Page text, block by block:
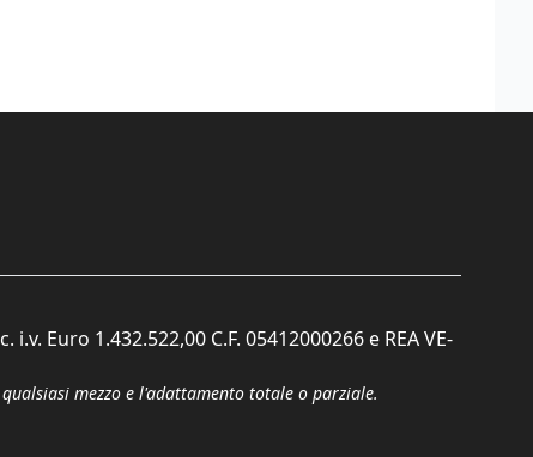
Euro 1.432.522,00 C.F. 05412000266 e REA VE-
mezzo e l'adattamento totale o parziale.